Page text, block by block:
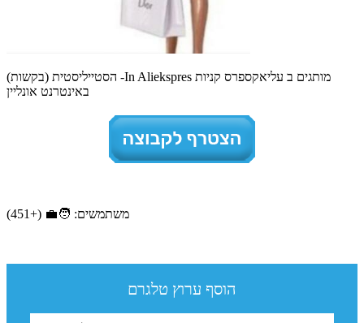
הסטייליסטית (בקשות) -In Aliekspres מותגים ב עליאקספרס קניות
באינטרנט אונליין
משתמשים: 🧑‍💼 (+451)
הוסף ערוץ טלגרם